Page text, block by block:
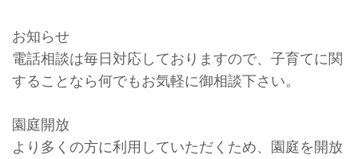
お知らせ
電話相談は毎日対応しておりますので、子育てに関
することなら何でもお気軽に御相談下さい。
園庭開放
より多くの方に利用していただくため、園庭を開放